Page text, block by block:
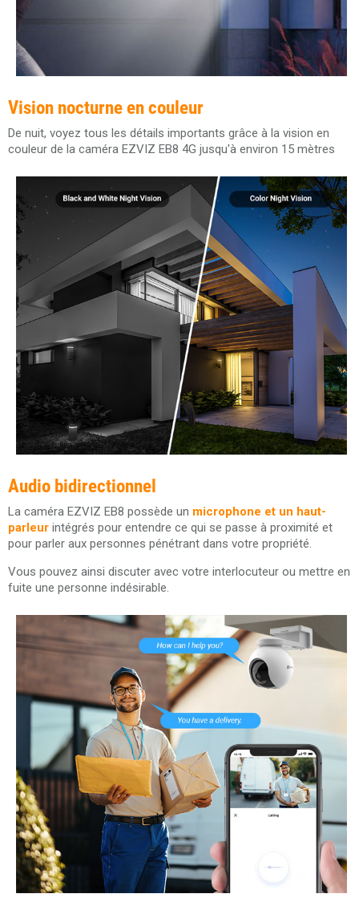
Vision nocturne en couleur
De nuit, voyez tous les détails importants grâce à la vision en
couleur de la caméra EZVIZ EB8 4G jusqu'à environ 15 mètres
Audio bidirectionnel
La caméra EZVIZ EB8 possède un microphone et un haut-
parleur intégrés pour entendre ce qui se passe à proximité et
pour parler aux personnes pénétrant dans votre propriété.
Vous pouvez ainsi discuter avec votre interlocuteur ou mettre en
fuite une personne indésirable.